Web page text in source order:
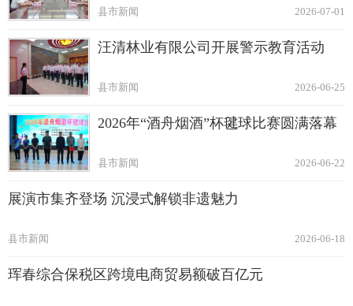
2026-07-01
县市新闻
汪清林业有限公司开展警示教育活动
2026-06-25
县市新闻
2026年“酒舟烟酒”杯毽球比赛圆满落幕
2026-06-22
县市新闻
展演市集齐登场 沉浸式解锁非遗魅力
2026-06-18
县市新闻
珲春综合保税区跨境电商贸易额破百亿元